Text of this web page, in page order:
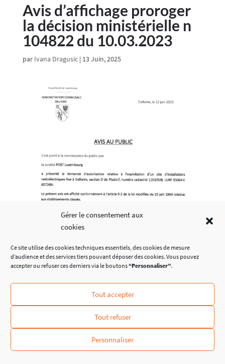
Gérer le consentement aux
cookies
Ce site utilise des cookies techniques essentiels, des cookies de mesure
d’audience et des services tiers pouvant déposer des cookies. Vous pouvez
accepter ou refuser ces derniers via le boutons“Personnaliser”.
Tout accepter
Tout refuser
Personnaliser
Avis d’affichage proroger
la décision ministérielle n
104822 du 10.03.2023
par Ivana Dragusic| 13 Juin, 2025
Avis au public –
installations